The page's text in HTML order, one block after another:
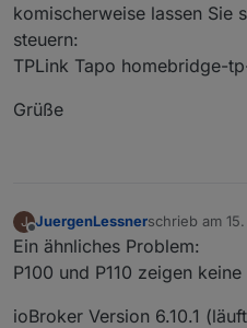
komischerweise lassen Sie
steuern:
TPLink Tapo homebridge-
Grüße
J
Offline
JuergenLessnerschrieb am
zuletzt editiert
Ein ähnliches Problem:
P100 und P110 zeigen
ioBroker Version 6.10.1